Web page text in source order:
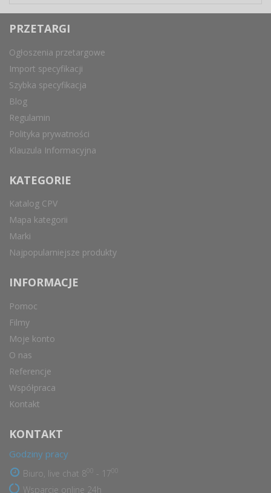
PRZETARGI
Ogłoszenia przetargowe
Import specyfikacji
Szybka specyfikacja
Blog
Regulamin
Polityka prywatności
Klauzula Informacyjna
KATEGORIE
Katalog CPV
Mapa kategorii
Marki
Najpopularniejsze produkty
INFORMACJE
Pomoc
Filmy
Moje konto
O nas
Referencje
Współpraca
Kontakt
KONTAKT
Godziny pracy
Biuro, live chat 8 - 17
Wsparcie online 24h